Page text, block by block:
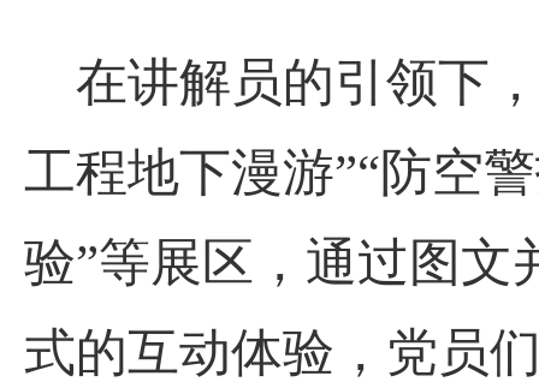
在讲解员的引领下
工程地下漫游”“防空
验”等展区，通过图文
式的互动体验，党员